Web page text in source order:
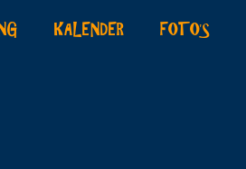
KALENDER FOTO'S